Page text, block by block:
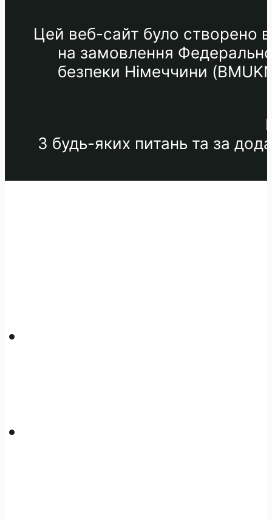
Цей веб-сайт було створено
на замовлення
безпеки Німеччини
З будь-яких питань та за